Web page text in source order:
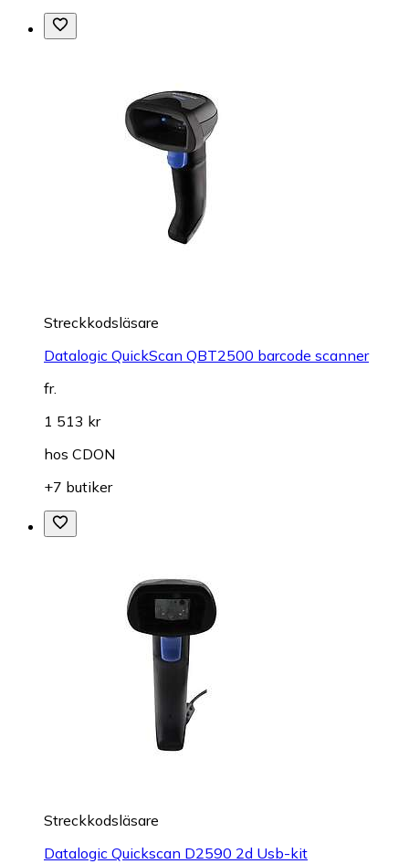
Streckkodsläsare
Datalogic QuickScan QBT2500 barcode scanner
fr.
1 513 kr
hos CDON
+7 butiker
Streckkodsläsare
Datalogic Quickscan D2590 2d Usb-kit